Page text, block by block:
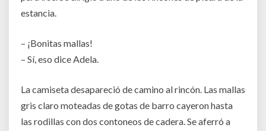
estancia.
– ¡Bonitas mallas!
– Sí, eso dice Adela.
La camiseta desapareció de camino al rincón. Las mallas
gris claro moteadas de gotas de barro cayeron hasta
las rodillas con dos contoneos de cadera. Se aferró a